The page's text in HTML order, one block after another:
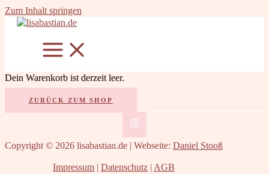
Zum Inhalt springen
Dein Warenkorb ist derzeit leer.
ZURÜCK ZUM SHOP
Copyright © 2026 lisabastian.de | Webseite: Daniel Stooß
Impressum | Datenschutz | AGB